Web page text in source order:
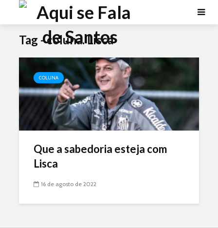
Tag - coluna. Lisca
COLUNA
Que a sabedoria esteja com
Lisca
16 de agosto de 2022